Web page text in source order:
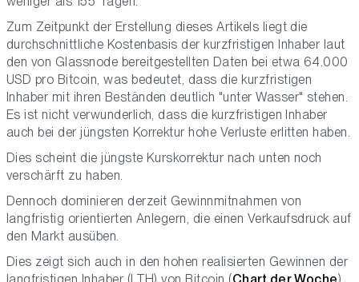
Zum Zeitpunkt der Erstellung dieses Artikels liegt die
durchschnittliche Kostenbasis der kurzfristigen Inhaber laut
den von Glassnode bereitgestellten Daten bei etwa 64.000
USD pro Bitcoin, was bedeutet, dass die kurzfristigen
Inhaber mit ihren Beständen deutlich "unter Wasser" stehen.
Es ist nicht verwunderlich, dass die kurzfristigen Inhaber
auch bei der jüngsten Korrektur hohe Verluste erlitten haben.
Dies scheint die jüngste Kurskorrektur nach unten noch
verschärft zu haben.
Dennoch dominieren derzeit Gewinnmitnahmen von
langfristig orientierten Anlegern, die einen Verkaufsdruck auf
den Markt ausüben.
Dies zeigt sich auch in den hohen realisierten Gewinnen der